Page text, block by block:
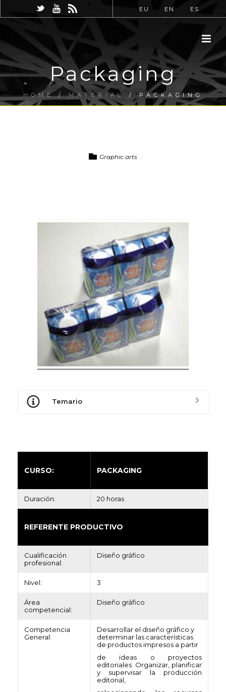
EU EN ES
Packaging
HOME/MATERIAL / PACKAGING
Graphic arts
Temario
CURSO: PACKAGING
Duración: 20 horas
REFERENTE PRODUCTIVO
Cualificación
profesional:
Diseño gráfico
Nivel: 3
Área
competencial:
Diseño gráfico
Competencia
General:
Desarrollar el diseño gráfico y
determinar las características
de productos impresos a partir
de ideas o proyectos
editoriales. Organizar, planificar
y supervisar la producción
editorial,